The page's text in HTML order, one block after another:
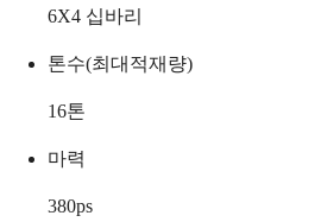
6X4 십바리
톤수(최대적재량)
16톤
마력
380ps